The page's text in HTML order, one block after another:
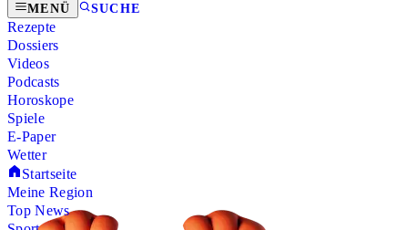
MENÜ SUCHE
Rezepte
Dossiers
Videos
Podcasts
Horoskope
Spiele
E-Paper
Wetter
Startseite
Meine Region
Top News